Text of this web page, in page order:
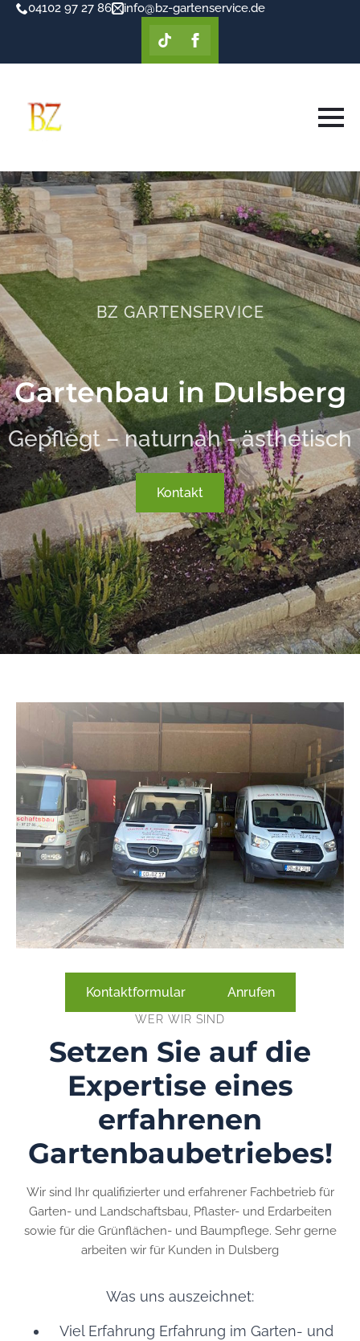
04102 97 27 86 info@bz-gartenservice.de
BZ GARTENSERVICE
Gartenbau in Dulsberg
Gepflegt – naturnah - ästhetisch
Kontakt
Kontaktformular Anrufen
WER WIR SIND
Setzen Sie auf die
Expertise eines
erfahrenen
Gartenbaubetriebes!
Wir sind Ihr qualifizierter und erfahrener Fachbetrieb für
Garten- und Landschaftsbau, Pflaster- und Erdarbeiten
sowie für die Grünflächen- und Baumpflege. Sehr gerne
arbeiten wir für Kunden in Dulsberg
Was uns auszeichnet:
Viel Erfahrung Erfahrung im Garten- und